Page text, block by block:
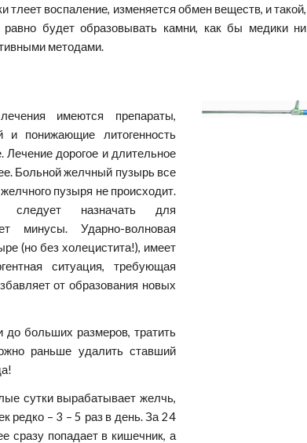
тлеет воспаление, изменяется обмен веществ, и такой,
будет образовывать камни, как бы медики ни
методами.
имеются препараты,
и понижающие литогенность
дорогое и длительное
Больной желчный пузырь все
пузыря не происходит.
назначать для
минусы. Ударно-волновая
(но без холецистита!), имеет
ситуация, требующая
от образования новых
больших размеров, тратить
раньше удалить ставший
сутки вырабатывает желчь,
редко – 3 – 5 раз в день. За 24
сразу попадает в кишечник, а